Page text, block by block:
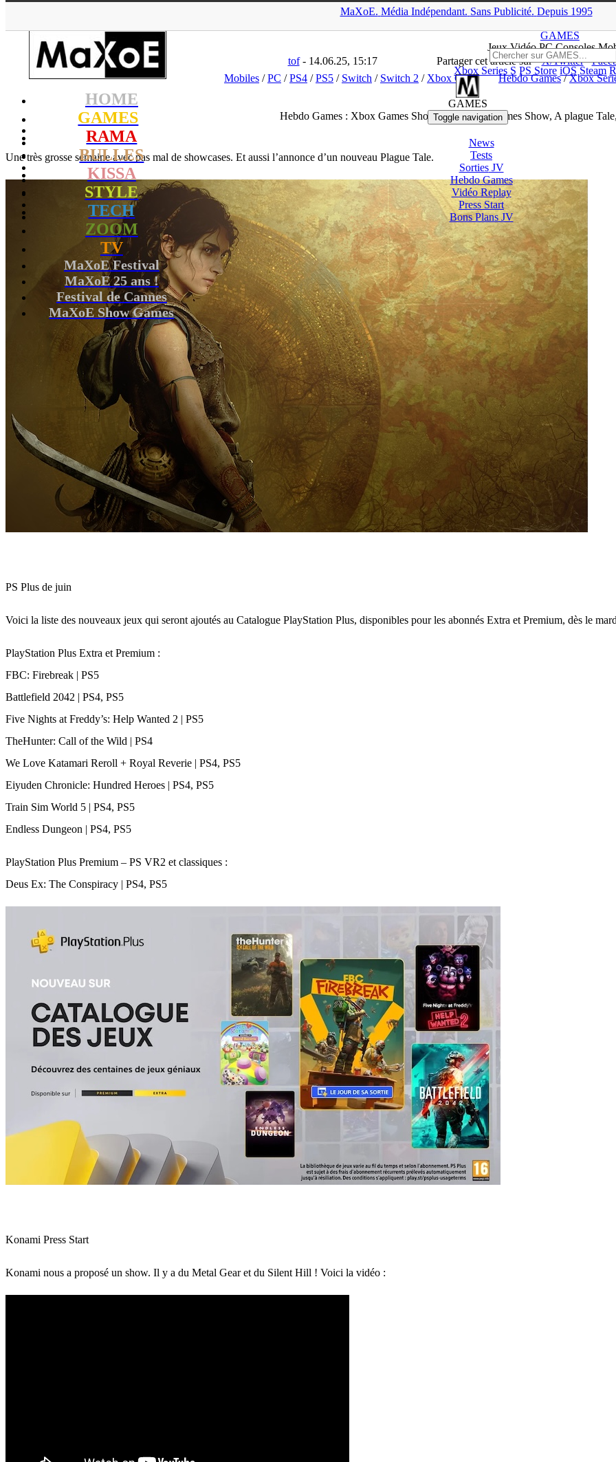
MaXoE. Média Indépendant. Sans Publicité. Depuis 1995
HOME
GAMES
RAMA
BULLES
KISSA
STYLE
TECH
ZOOM
TV
MaXoE Festival
MaXoE 25 ans !
Festival de Cannes
MaXoE Show Games
GAMES
JeuxVidéoPC Consoles
Xbox Series S PS Store iOS Steam
GAMES
Toggle navigation
News
Tests
SortiesJV
Hebdo Games
VidéoReplay
Press Start
Bons PlansJV
▲
tof- 14.06.25, 15:17 Partager cet article sur X/Twitter
Mobiles /PC /PS4 /PS5 / Switch / Switch 2 / Xbox One Hebdo Games/Xbox
Hebdo Games : Xbox Games Showcase, Future Games Show, A plague
Une très grosse semaine avec pas mal de showcases. Et aussi l’annonce d’un nouveau Plague Tale.
PS Plus de juin
Voici la liste des nouveaux jeux qui seront ajoutés au Catalogue PlayStation Plus, disponibles pour les abonnés Extra et Premium, dès le
PlayStation Plus Extra et Premium :
FBC: Firebreak | PS5
Battlefield 2042 | PS4, PS5
Five Nights at Freddy’s: Help Wanted 2 | PS5
TheHunter: Call of the Wild | PS4
We Love Katamari Reroll + Royal Reverie | PS4, PS5
Eiyuden Chronicle: Hundred Heroes | PS4, PS5
Train Sim World 5 | PS4, PS5
Endless Dungeon | PS4, PS5
PlayStation Plus Premium – PS VR2 et classiques :
Deus Ex: The Conspiracy | PS4, PS5
Konami Press Start
Konami nous a proposé un show. Il y a du Metal Gear et du Silent Hill ! Voici la vidéo :